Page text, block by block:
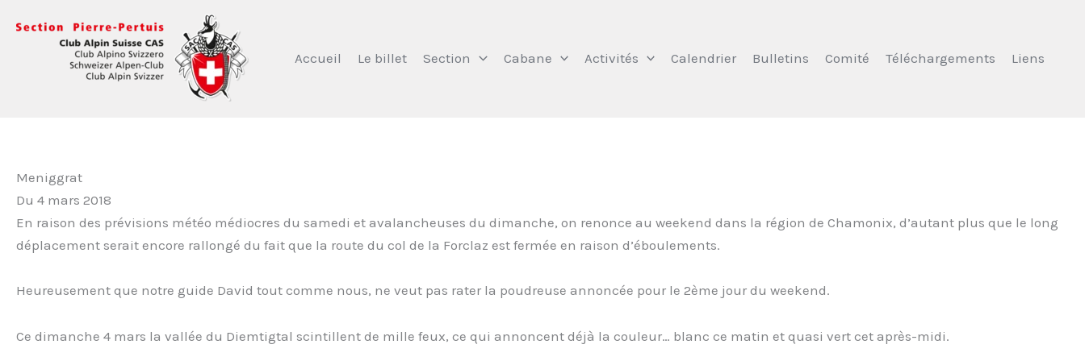
Accueil Le billet Section Cabane Activités Calendrier Bulletins Comité Téléchargements Liens
Meniggrat
Du 4 mars 2018
En raison des prévisions météo médiocres du samedi et avalancheuses du dimanche, on renonce au weekend dans la région de Chamonix, d’autant plus que le long
déplacement serait encore rallongé du fait que la route du col de la Forclaz est fermée en raison d’éboulements.
Heureusement que notre guide David tout comme nous, ne veut pas rater la poudreuse annoncée pour le 2ème jour du weekend.
Ce dimanche 4 mars la vallée du Diemtigtal scintillent de mille feux, ce qui annoncent déjà la couleur… blanc ce matin et quasi vert cet après-midi.